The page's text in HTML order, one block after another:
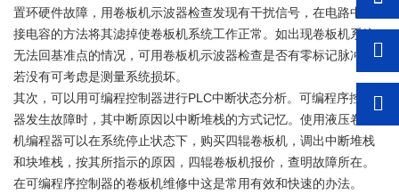
置环硬件故障，用卷板机示波器检查发现有干扰信号，在电路中用
接电容的方法将其滤掉使卷板机系统工作正常。如出现卷板机系统
无法回基准点的情况，可用卷板机示波器检查是否有零标记脉冲，
若没有可考虑是测量系统损坏。
其次，可以用可编程控制器进行PLC中断状态分析。可编程序控制
器发生故障时，其中断原因以中断堆栈的方式记忆。使用液压卷板
机编程器可以在系统停止状态下，购买四辊卷板机，调出中断堆栈
和块堆栈，按其所指示的原因，四辊卷板机报价，查明故障所在。
在可编程序控制器的卷板机维修中这是常用有效和快速的办法。